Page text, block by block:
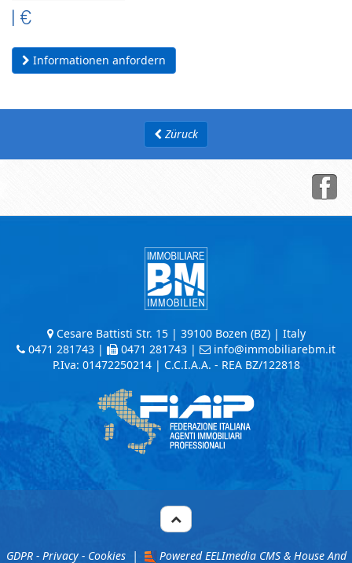
| €
Informationen anfordern
Züruck
Cesare Battisti Str. 15 | 39100 Bozen (BZ) | Italy
0471 281743 | 0471 281743 |
info@immobiliarebm.it
P.Iva: 01472250214 | C.C.I.A.A. - REA BZ/122818
GDPR - Privacy - Cookies| Powered EELImedia CMS& House And